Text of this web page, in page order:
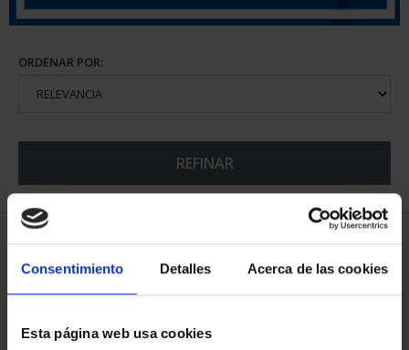
Consentimiento Detalles Acerca de las cookies
Esta página web usa cookies
ORDENAR POR:
REFINAR
5 Productos encontrados